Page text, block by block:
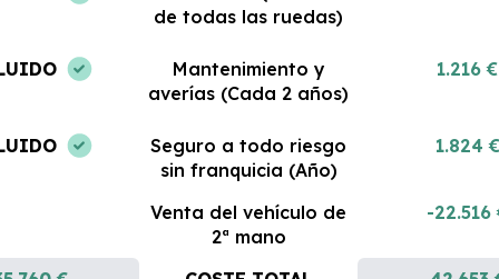
de todas las ruedas)
Mantenimiento y
averías (Cada 2 años)
1.216 €
Seguro a todo riesgo
sin franquicia (Año)
1.824 €
Venta del vehículo de
2ª mano
-22.516